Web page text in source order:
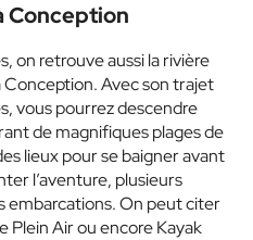
Conception
on retrouve aussi la rivière
Conception. Avec son trajet
vous pourrez descendre
de magnifiques plages de
lieux pour se baigner avant
l’aventure, plusieurs
embarcations. On peut citer
Plein Air ou encore Kayak